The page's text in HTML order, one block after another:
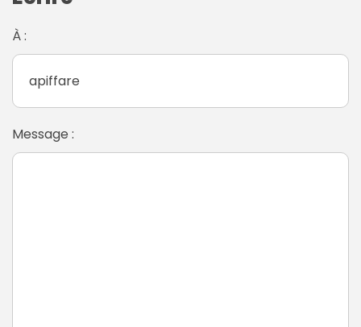
À :
Message :